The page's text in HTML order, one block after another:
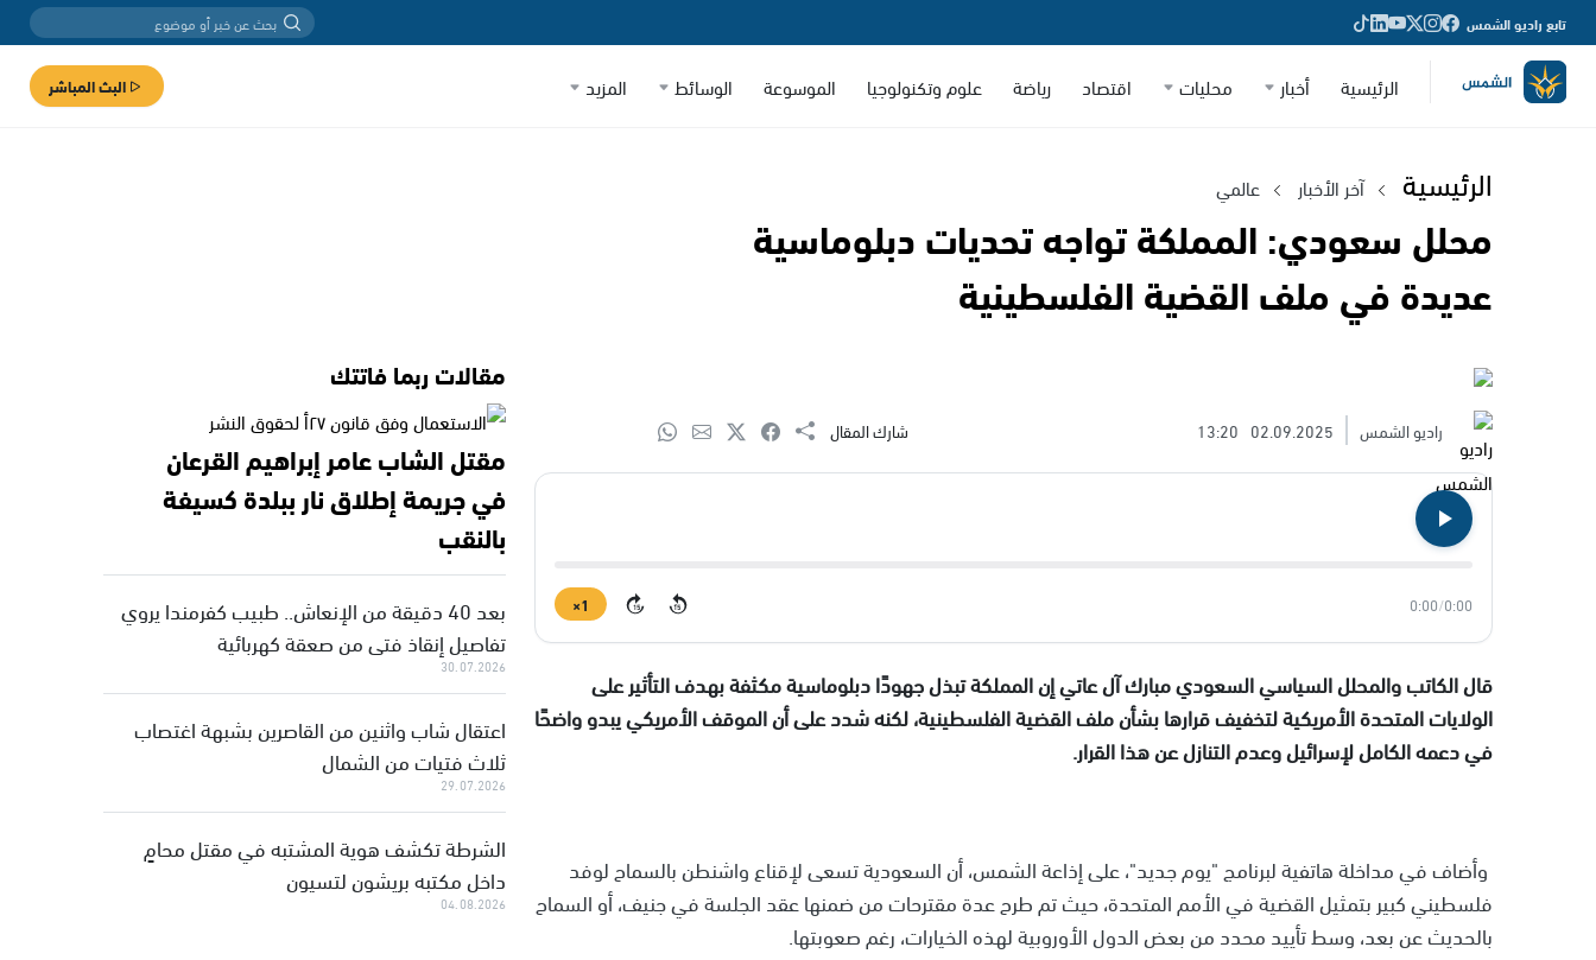
تابع راديو الشمس
الرئيسية أخبار محليات اقتصاد رياضة علوم وتكنولوجيا الموسوعة الوسائط المزيد البث المباشر
الرئيسية آخر الأخبار عالمي
محلل سعودي: المملكة تواجه تحديات دبلوماسية
عديدة في ملف القضية الفلسطينية
راديو الشمس 02.09.2025
13:20 شارك المقال
0:00
/
0:00
15
15
1×
قال الكاتب والمحلل السياسي السعودي مبارك آل عاتي إن المملكة تبذل جهودًا دبلوماسية مكثفة بهدف التأثير على
الولايات المتحدة الأمريكية لتخفيف قرارها بشأن ملف القضية الفلسطينية، لكنه شدد على أن الموقف الأمريكي يبدو واضحًا
في دعمه الكامل لإسرائيل وعدم التنازل عن هذا القرار.
وأضاف في مداخلة هاتفية لبرنامج "يوم جديد"، على إذاعة الشمس، أن السعودية تسعى لإقناع واشنطن بالسماح لوفد
فلسطيني كبير بتمثيل القضية في الأمم المتحدة، حيث تم طرح عدة مقترحات من ضمنها عقد الجلسة في جنيف، أو السماح
بالحديث عن بعد، وسط تأييد محدد من بعض الدول الأوروبية لهذه الخيارات، رغم صعوبتها.
مقالات ربما فاتتك
مقتل الشاب عامر إبراهيم القرعان
في جريمة إطلاق نار ببلدة كسيفة
بالنقب
بعد 40 دقيقة من الإنعاش.. طبيب كفرمندا يروي
تفاصيل إنقاذ فتى من صعقة كهربائية
30.07.2026
اعتقال شاب واثنين من القاصرين بشبهة اغتصاب
ثلاث فتيات من الشمال
29.07.2026
الشرطة تكشف هوية المشتبه في مقتل محامٍ
داخل مكتبه بريشون لتسيون
04.08.2026